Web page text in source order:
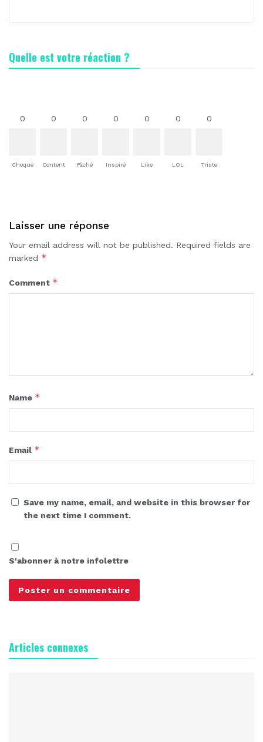
Quelle est votre réaction ?
0
Choqué
0
Content
0
Fâché
0
Inspiré
0
Like
0
LOL
0
Triste
Laisser une réponse
Your email address will not be published. Required fields are
marked *
Comment *
Name *
Email *
Save my name, email, and website in this browser for
the next time I comment.
S'abonner à notre infolettre
Articles connexes